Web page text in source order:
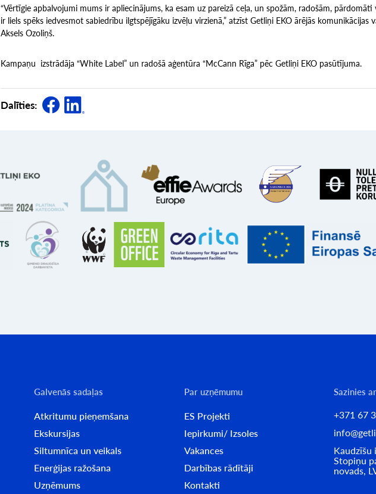
“Vērtīgie apbalvojumi mums ir apliecinājums, ka esam uz pareizā ceļa, un spožām, radošām, pārdomāti
ir liels spēks iedvesmot sabiedrību ilgtspējīgāku izvēļu virzienā,” atzīst Getliņi EKO ārējās komunikācijas
Aksels Ozoliņš.
Kampaņu izstrādāja “White Label” un radošā aģentūra “McCann Rīga” pēc Getliņi EKO pasūtījuma.
Dalīties:
Galvenās sadaļas
Atkritumu pieņemšana
Ekskursijas
Siltumnīca un veikals
Enerģijas ražošana
Uzņēmums
Par uzņēmumu
ES Projekti
Iepirkumi/ Izsoles
Vakances
Darbības rādītāji
Kontakti
Sazinies
+371 67
Kaudzīšu
Stopiņu
novads,